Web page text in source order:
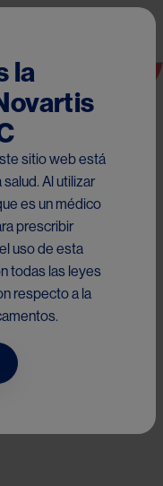
contenido principal
y eficaz para los
la robótica ha tenido
médico-quirúrgica,
Da Vinci,
la
sitio web está
Al utilizar
es un médico
prescribir
uso de esta
todas las leyes
respecto a la